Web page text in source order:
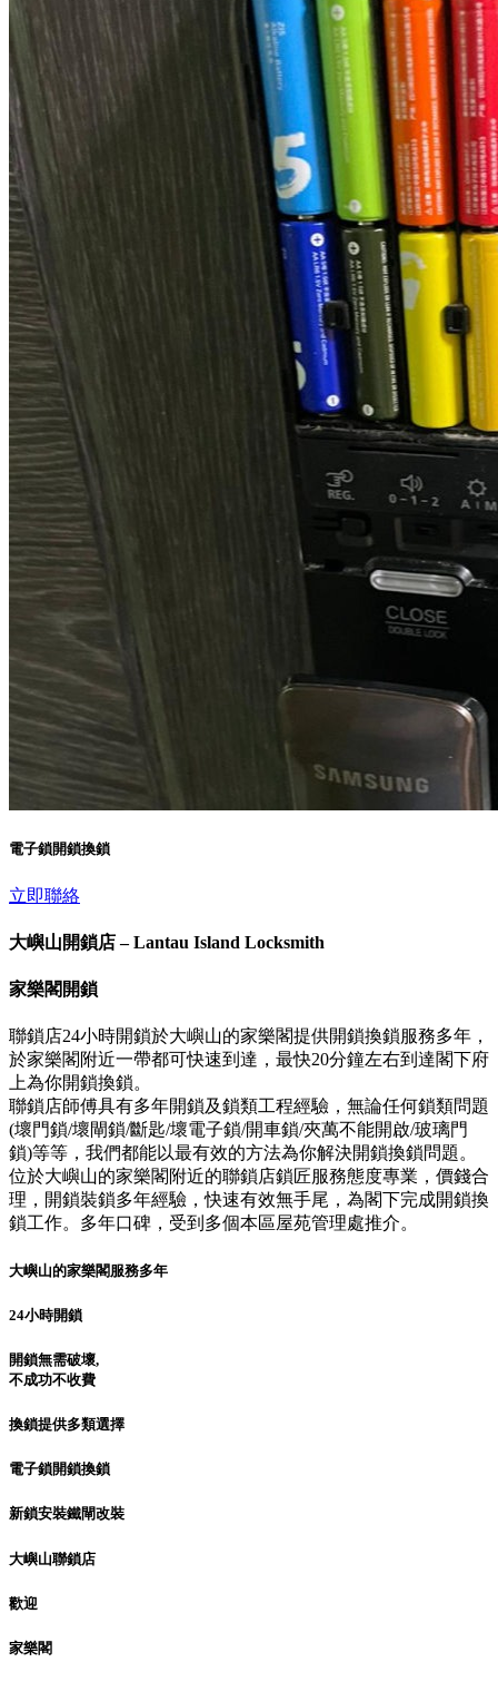
電子鎖開鎖換鎖
立即聯絡
大嶼山開鎖店 – Lantau Island Locksmith
家樂閣開鎖
聯鎖店24小時開鎖於大嶼山的家樂閣提供開鎖換鎖服務多年，
於家樂閣附近一帶都可快速到達，最快20分鐘左右到達閣下府
上為你開鎖換鎖。
聯鎖店師傅具有多年開鎖及鎖類工程經驗，無論任何鎖類問題
(壞門鎖/壞閘鎖/斷匙/壞電子鎖/開車鎖/夾萬不能開啟/玻璃門
鎖)等等，我們都能以最有效的方法為你解決開鎖換鎖問題。
位於大嶼山的家樂閣附近的聯鎖店鎖匠服務態度專業，價錢合
理，開鎖裝鎖多年經驗，快速有效無手尾，為閣下完成開鎖換
鎖工作。多年口碑，受到多個本區屋苑管理處推介。
大嶼山的家樂閣服務多年
24小時開鎖
開鎖無需破壞,
不成功不收費
換鎖提供多類選擇
電子鎖開鎖換鎖
新鎖安裝鐵閘改裝
大嶼山聯鎖店
歡迎
家樂閣